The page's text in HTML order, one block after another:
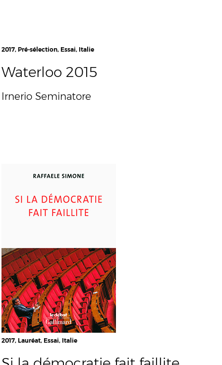
2017, Pré-sélection, Essai, Italie
Waterloo 2015
Irnerio Seminatore
2017, Lauréat, Essai, Italie